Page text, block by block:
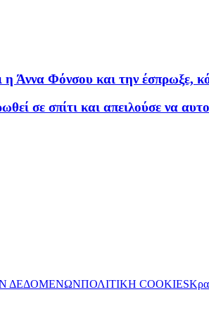
Άννα Φόνσου και την έσπρωξε,
σε σπίτι και απειλούσε να
ΔΕΔΟΜΕΝΩΝΠΟΛΙΤΙΚΗ COOKIES